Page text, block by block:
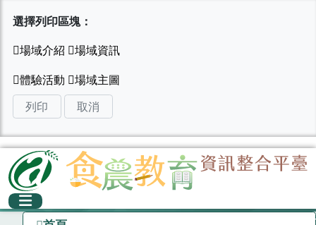
選擇列印區塊：
列印 取消